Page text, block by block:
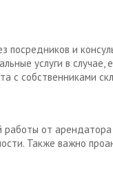
посредников и
услуги в
с собственниками
работы от
Также важно